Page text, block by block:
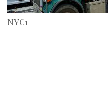
NYC1